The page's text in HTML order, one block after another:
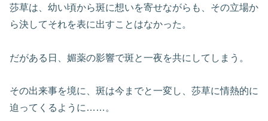
莎草は、幼い頃から斑に想いを寄せながらも、その立場か
ら決してそれを表に出すことはなかった。
だがある日、媚薬の影響で斑と一夜を共にしてしまう。
その出来事を境に、斑は今までと一変し、莎草に情熱的に
迫ってくるように……。